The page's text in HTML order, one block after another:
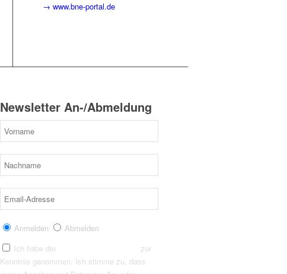
→ www.bne-portal.de
Newsletter An-/Abmeldung
Anmelden
Abmelden
Ich habe die
zur
Kenntnis genommen. Ich stimme zu, dass